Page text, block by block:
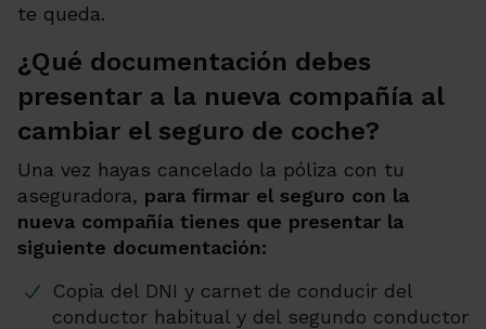
te queda.
¿Qué documentación debes
presentar a la nueva compañía al
cambiar el seguro de coche?
Una vez hayas cancelado la póliza con tu
aseguradora, para firmar el seguro con la
nueva compañía tienes que presentar la
siguiente documentación:
Copia del DNI y carnet de conducir del
conductor habitual y del segundo conductor